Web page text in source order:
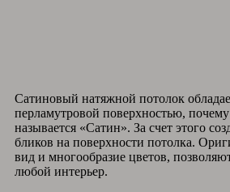
Сатиновый натяжной потолок
перламутровой поверхностью, почему
называется «Сатин». За счет этого
бликов на поверхности потолка.
вид и многообразие цветов,
любой интерьер.